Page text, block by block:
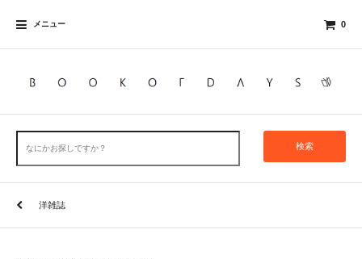
メニュー 0
検索
洋雑誌